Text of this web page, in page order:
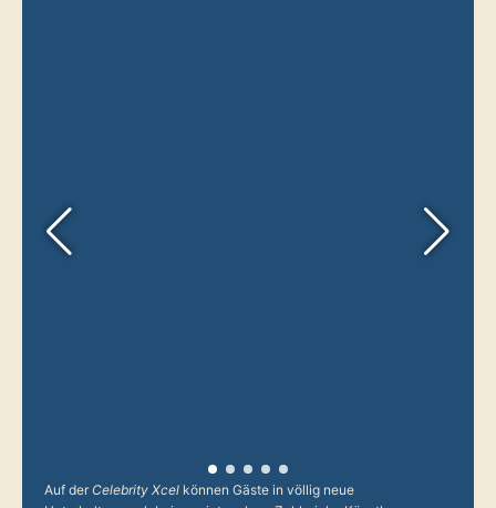
Auf derCelebrity Xcel können Gäste in völlig neue